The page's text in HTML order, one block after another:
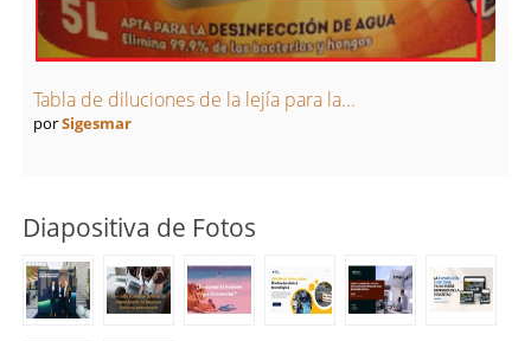
Tabla de diluciones de la lejía para la...
porSigesmar
Diapositiva de Fotos